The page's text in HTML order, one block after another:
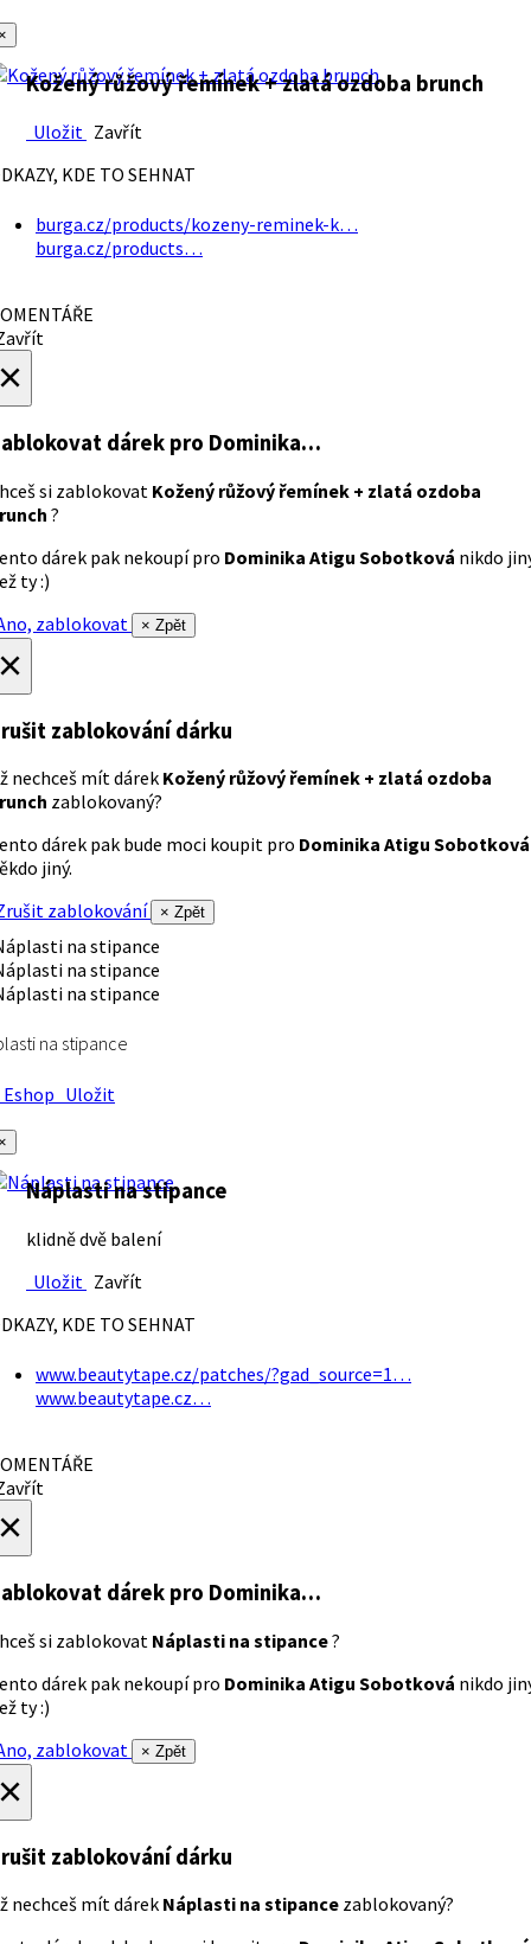
Kožený růžový řemínek + zlatá ozdoba brunch
Uložit Zavřít
KDE TO SEHNAT
burga.cz/products/kozeny-reminek-k…
burga.cz/products…
dárek pro Dominika…
si zablokovat Kožený růžový řemínek + zlatá ozdoba
?
dárek pak nekoupí pro Dominika Atigu Sobotková nikdo
ty :)
zablokovat
× Zpět
zablokování dárku
nechceš mít dárek Kožený růžový řemínek + zlatá ozdoba
zablokovaný?
dárek pak bude moci koupit pro Dominika Atigu Sobotková
jiný.
zablokování
× Zpět
na stipance
Uložit
Náplasti na stipance
klidně dvě balení
Uložit Zavřít
KDE TO SEHNAT
www.beautytape.cz/patches/?gad_source=1…
www.beautytape.cz…
dárek pro Dominika…
si zablokovat Náplasti na stipance?
dárek pak nekoupí pro Dominika Atigu Sobotková nikdo
ty :)
zablokovat
× Zpět
zablokování dárku
nechceš mít dárek Náplasti na stipance zablokovaný?